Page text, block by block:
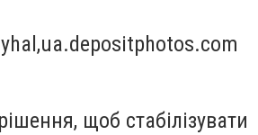
щоб стабілізувати